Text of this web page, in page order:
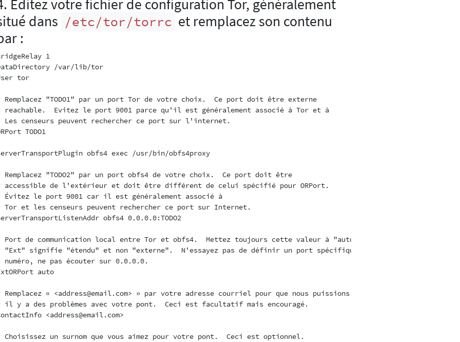
Editez votre fichier de configuration Tor, généralement
dans /etc/tor/torrc et remplacez son contenu
:
1
/var/lib/tor
tor
Remplacez "TODO1" par un port Tor de votre choix.  Ce port doit être externe
reachable.  Evitez le port 9001 parce qu'il est généralement associé à Tor et à
Les censeurs peuvent rechercher ce port sur l'internet.
TODO1
obfs4 exec /usr/bin/obfs4proxy
Remplacez "TODO2" par un port obfs4 de votre choix.  Ce port doit être
accessible de l'extérieur et doit être différent de celui spécifié pour ORPort.
Évitez le port 9001 car il est généralement associé à
Tor et les censeurs peuvent rechercher ce port sur Internet.
obfs4 0.0.0.0:TODO2
Port de communication local entre Tor et obfs4.  Mettez toujours cette valeur à "auto".
"Ext" signifie "étendu" et non "externe".  N'essayez pas de définir un port spécifique
numéro, ne pas écouter sur 0.0.0.0.
auto
Remplacez « <address@email.com> » par votre adresse courriel pour que nous puissions vous contacter si
il y a des problèmes avec votre pont.  Ceci est facultatif mais encouragé.
<address@email.com>
Choisissez un surnom que vous aimez pour votre pont.  Ceci est optionnel.